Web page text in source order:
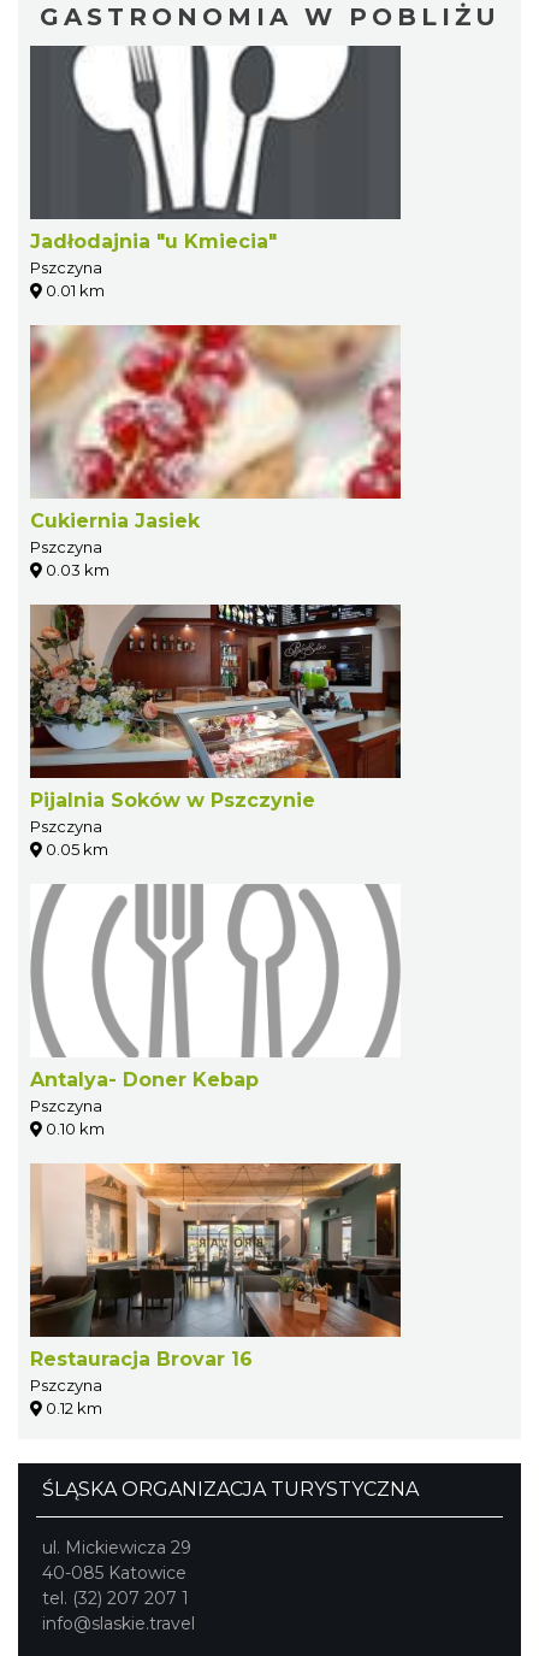
GASTRONOMIA W POBLIŻU
Jadłodajnia "u Kmiecia"
Pszczyna
0.01 km
Cukiernia Jasiek
Pszczyna
0.03 km
Pijalnia Soków w Pszczynie
Pszczyna
0.05 km
Antalya- Doner Kebap
Pszczyna
0.10 km
Restauracja Brovar 16
Pszczyna
0.12 km
ŚLĄSKA ORGANIZACJA TURYSTYCZNA
ul. Mickiewicza 29
40-085 Katowice
tel. (32) 207 207 1
info@slaskie.travel